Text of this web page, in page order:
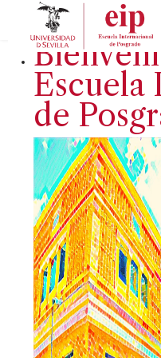
Escuela
de